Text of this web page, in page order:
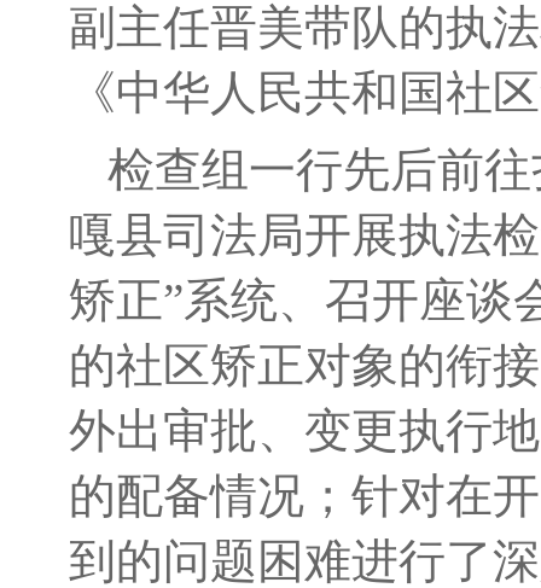
副主任晋美带队的执
《中华人民共和国社
检查组一行先后前
嘎县司法局开展执法
矫正”系统、召开座谈
的社区矫正对象的衔
外出审批、变更执行地
的配备情况； 针对在
到 的问题 困难进行了